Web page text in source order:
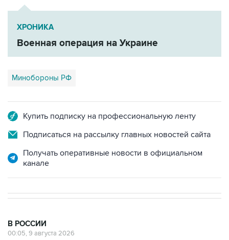
ХРОНИКА
Военная операция на Украине
Минобороны РФ
Купить подписку на профессиональную ленту
Подписаться на рассылку главных новостей сайта
Получать оперативные новости в официальном
канале
В РОССИИ
00:05, 9 августа 2026